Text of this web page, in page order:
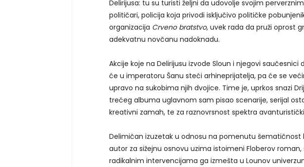
Delirijusa: tu su turisti željni da udovolje svojim
političari, policija koja privodi isključivo političke
organizacija Crveno bratstvo, uvek rada da pruži oprost
adekvatnu novčanu nadoknadu.
Akcije koje na Delirijusu izvode Sloun i njegovi
će u imperatoru Šanu steći arhineprijatelja, pa će se
upravo na sukobima njih dvojice. Time je, uprkos snazi
trećeg albuma uglavnom sam pisao scenarije, serijal
kreativni zamah, te za raznovrsnost spektra
Delimičan izuzetak u odnosu na pomenutu šematičnost
autor za sižejnu osnovu uzima istoimeni Floberov
radikalnim intervencijama ga izmešta u Lounov